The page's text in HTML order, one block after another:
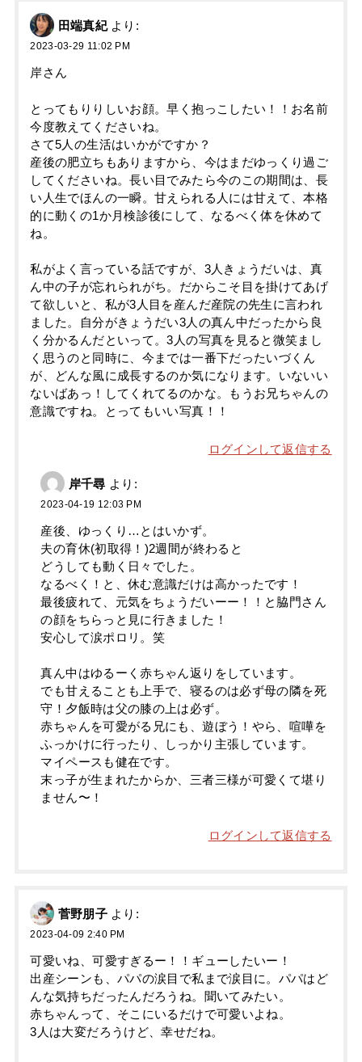
田端真紀 より:
2023-03-29 11:02 PM
岸さん
とってもりりしいお顔。早く抱っこしたい！！お名前
今度教えてくださいね。
さて5人の生活はいかがですか？
産後の肥立ちもありますから、今はまだゆっくり過ご
してくださいね。長い目でみたら今のこの期間は、長
い人生でほんの一瞬。甘えられる人には甘えて、本格
的に動くの1か月検診後にして、なるべく体を休めて
ね。
私がよく言っている話ですが、3人きょうだいは、真
ん中の子が忘れられがち。だからこそ目を掛けてあげ
て欲しいと、私が3人目を産んだ産院の先生に言われ
ました。自分がきょうだい3人の真ん中だったから良
く分かるんだといって。3人の写真を見ると微笑まし
く思うのと同時に、今までは一番下だったいづくん
が、どんな風に成長するのか気になります。いないい
ないばあっ！してくれてるのかな。もうお兄ちゃんの
意識ですね。とってもいい写真！！
ログインして返信する
岸千尋 より:
2023-04-19 12:03 PM
産後、ゆっくり…とはいかず。
夫の育休(初取得！)2週間が終わると
どうしても動く日々でした。
なるべく！と、休む意識だけは高かったです！
最後疲れて、元気をちょうだいーー！！と脇門さん
の顔をちらっと見に行きました！
安心して涙ポロリ。笑
真ん中はゆるーく赤ちゃん返りをしています。
でも甘えることも上手で、寝るのは必ず母の隣を死
守！夕飯時は父の膝の上は必ず。
赤ちゃんを可愛がる兄にも、遊ぼう！やら、喧嘩を
ふっかけに行ったり、しっかり主張しています。
マイペースも健在です。
末っ子が生まれたからか、三者三様が可愛くて堪り
ません〜！
ログインして返信する
菅野朋子 より:
2023-04-09 2:40 PM
可愛いね、可愛すぎるー！！ギューしたいー！
出産シーンも、パパの涙目で私まで涙目に。パパはど
んな気持ちだったんだろうね。聞いてみたい。
赤ちゃんって、そこにいるだけで可愛いよね。
3人は大変だろうけど、幸せだね。